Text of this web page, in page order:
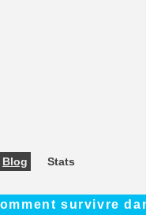
Blog Stats
survivre